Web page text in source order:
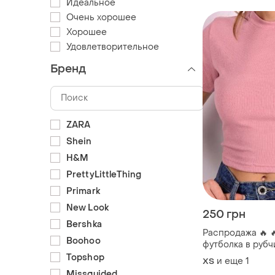
250 грн
Распродажа 🔥
футболка в
короткими
ХS и еще 1
Идеальное
Очень хорошее
Хорошее
Удовлетворительное
Бренд
ZARA
Shein
H&M
PrettyLittleThing
Primark
New Look
Bershka
Boohoo
Topshop